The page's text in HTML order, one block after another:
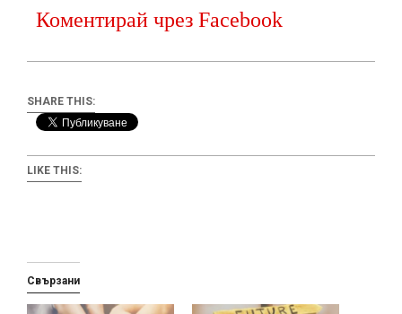
Коментирай чрез Facebook
SHARE THIS:
LIKE THIS:
Свързани